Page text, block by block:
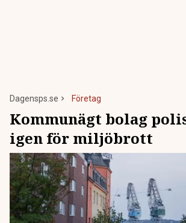
Dagensps.se Företag
Kommunägt bolag
igen för miljöbrott